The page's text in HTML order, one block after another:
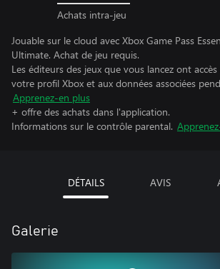
Achats intra-jeu
Jouable sur le cloud avec Xbox Game Pass
Ultimate. Achat de jeu requis.
Les éditeurs des jeux que vous lancez ont
votre profil Xbox et aux données associées
Apprenez-en plus
+ offre des achats dans l'application.
Informations sur le contrôle parental.
DÉTAILS AVIS
Galerie